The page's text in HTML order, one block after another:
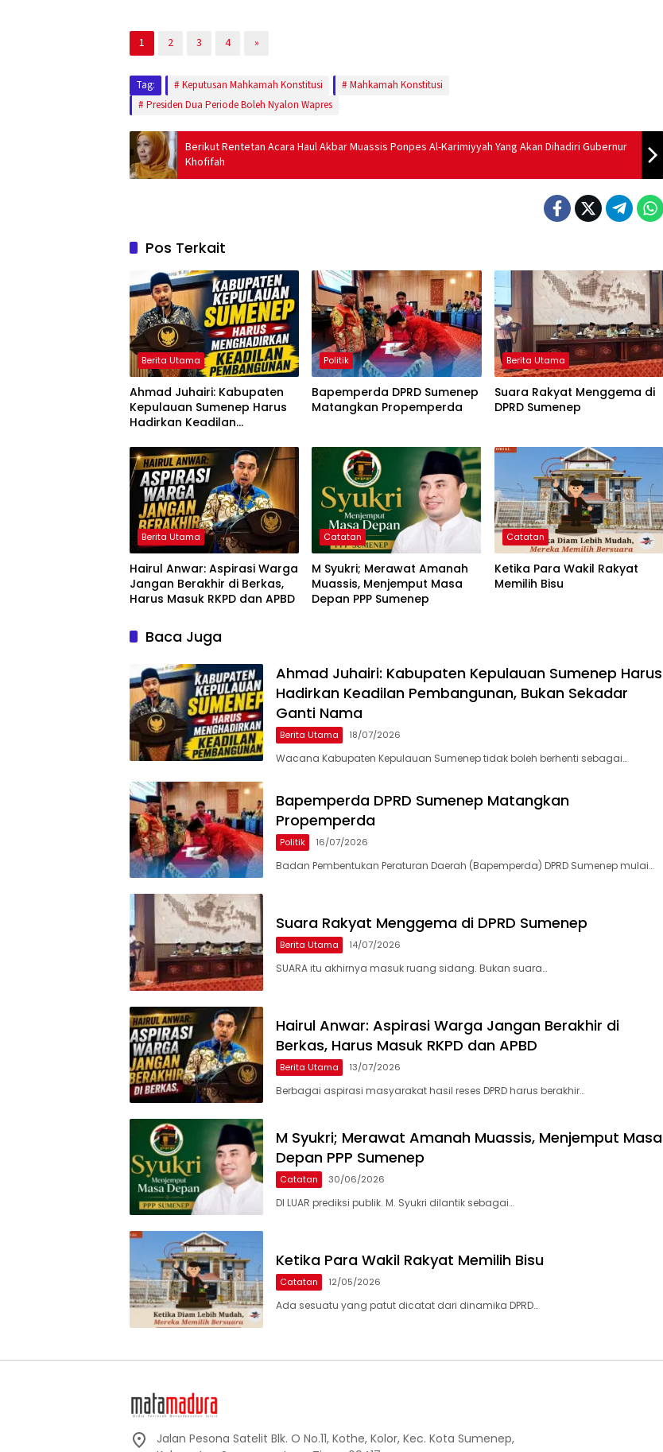
1 2 3 4 »
Tag: Keputusan Mahkamah Konstitusi
Mahkamah Konstitusi
Presiden Dua Periode Boleh Nyalon Wapres
Berikut Rentetan Acara Haul Akbar Muassis Ponpes Al-Karimiyyah Yang Akan Dihadiri Gubernur
Khofifah
Pos Terkait
Berita Utama
Ahmad Juhairi: Kabupaten
Kepulauan Sumenep Harus
Hadirkan Keadilan
Sekadar Ganti Nama
Politik
Bapemperda DPRD Sumenep
Matangkan Propemperda
Berita Utama
Suara Rakyat Menggema di
DPRD Sumenep
Berita Utama
Hairul Anwar: Aspirasi Warga
Jangan Berakhir di Berkas,
Harus Masuk RKPD dan APBD
Catatan
M Syukri; Merawat Amanah
Muassis, Menjemput Masa
Depan PPP Sumenep
Catatan
Ketika Para Wakil Rakyat
Memilih Bisu
Baca Juga
Ahmad Juhairi: Kabupaten Kepulauan Sumenep Harus
Hadirkan Keadilan Pembangunan, Bukan Sekadar
Ganti Nama
Berita Utama 18/07/2026
Wacana Kabupaten Kepulauan Sumenep tidak boleh berhenti sebagai…
Bapemperda DPRD Sumenep Matangkan
Propemperda
Politik 16/07/2026
Badan Pembentukan Peraturan Daerah (Bapemperda) DPRD Sumenep mulai…
Suara Rakyat Menggema di DPRD Sumenep
Berita Utama 14/07/2026
SUARA itu akhirnya masuk ruang sidang. Bukan suara…
Hairul Anwar: Aspirasi Warga Jangan Berakhir di
Berkas, Harus Masuk RKPD dan APBD
Berita Utama 13/07/2026
Berbagai aspirasi masyarakat hasil reses DPRD harus berakhir…
M Syukri; Merawat Amanah Muassis, Menjemput Masa
Depan PPP Sumenep
Catatan 30/06/2026
DI LUAR prediksi publik. M. Syukri dilantik sebagai…
Ketika Para Wakil Rakyat Memilih Bisu
Catatan 12/05/2026
Ada sesuatu yang patut dicatat dari dinamika DPRD…
Jalan Pesona Satelit Blk. O No.11, Kothe, Kolor, Kec. Kota Sumenep,